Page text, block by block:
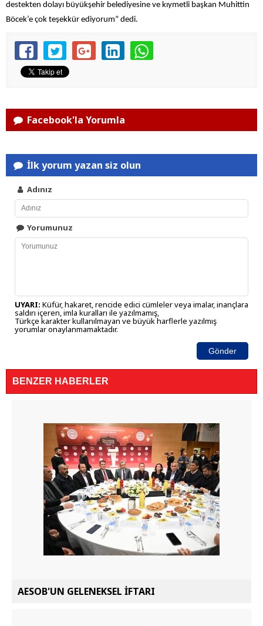
destekten dolayı büyükşehir belediyesine ve kıymetli başkan Muhittin
Böcek’e çok teşekkür ediyorum” dedi.
Facebook'la Yorumla
İlk yorum yazan siz olun
Adınız
Yorumunuz
UYARI: Küfür, hakaret, rencide edici cümleler veya imalar, inançlara
saldırı içeren, imla kuralları ile yazılmamış,
Türkçe karakter kullanılmayan ve büyük harflerle yazılmış
yorumlar onaylanmamaktadır.
Gönder
BENZER HABERLER
AESOB'UN GELENEKSEL İFTARI